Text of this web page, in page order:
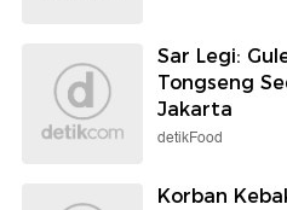
Sar Legi:
Tongseng
Jakarta
detikFood
Korban